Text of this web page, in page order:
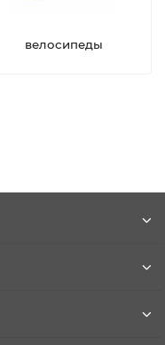
велосипеды